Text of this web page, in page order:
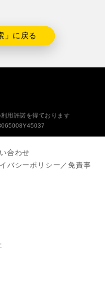
」に戻る
用許諾を得ております
合わせ
バシーポリシー／免責事